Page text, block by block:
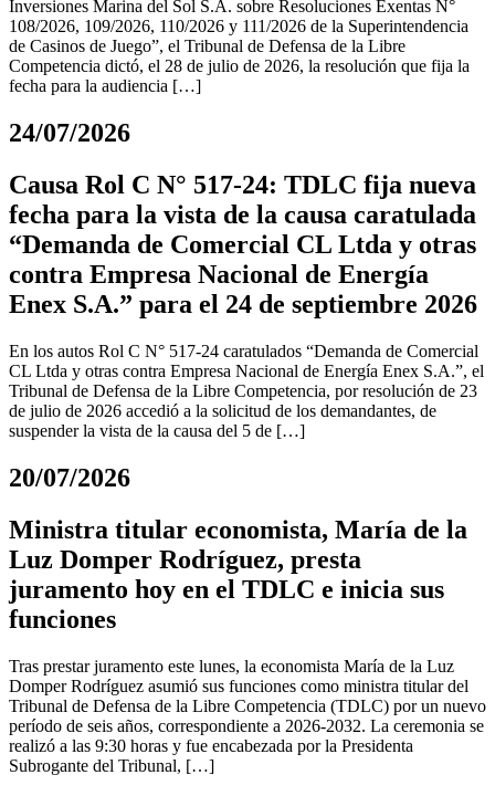
Inversiones Marina del Sol S.A. sobre Resoluciones Exentas N°
108/2026, 109/2026, 110/2026 y 111/2026 de la Superintendencia
de Casinos de Juego”, el Tribunal de Defensa de la Libre
Competencia dictó, el 28 de julio de 2026, la resolución que fija la
fecha para la audiencia […]
24/07/2026
Causa Rol C N° 517-24: TDLC fija nueva
fecha para la vista de la causa caratulada
“Demanda de Comercial CL Ltda y otras
contra Empresa Nacional de Energía
Enex S.A.” para el 24 de septiembre 2026
En los autos Rol C N° 517-24 caratulados “Demanda de Comercial
CL Ltda y otras contra Empresa Nacional de Energía Enex S.A.”, el
Tribunal de Defensa de la Libre Competencia, por resolución de 23
de julio de 2026 accedió a la solicitud de los demandantes, de
suspender la vista de la causa del 5 de […]
20/07/2026
Ministra titular economista, María de la
Luz Domper Rodríguez, presta
juramento hoy en el TDLC e inicia sus
funciones
Tras prestar juramento este lunes, la economista María de la Luz
Domper Rodríguez asumió sus funciones como ministra titular del
Tribunal de Defensa de la Libre Competencia (TDLC) por un nuevo
período de seis años, correspondiente a 2026-2032. La ceremonia se
realizó a las 9:30 horas y fue encabezada por la Presidenta
Subrogante del Tribunal, […]